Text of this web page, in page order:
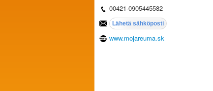
00421-0905445582
www.mojareuma.sk